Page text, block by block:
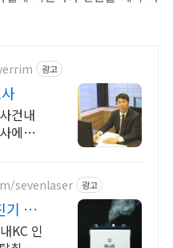
광고
건내
에게
sevenlaser 광고
기 스
KC 인